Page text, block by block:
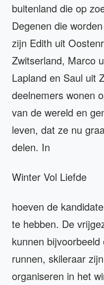
buitenland die op
Degenen die
zijn Edith uit
Zwitserland, Marco
Lapland en Saul uit
deelnemers wonen
van de wereld en
leven, dat ze nu
delen. In
Winter Vol Liefde
hoeven de
te hebben. De
kunnen
runnen, skileraar
organiseren in het